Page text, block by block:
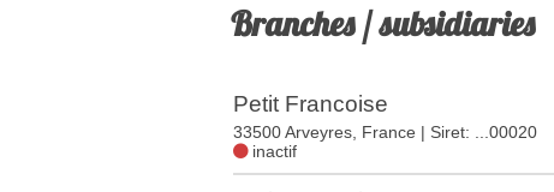
Branches / subsidiaries
Petit Francoise
33500 Arveyres, France | Siret: ...00020
inactif